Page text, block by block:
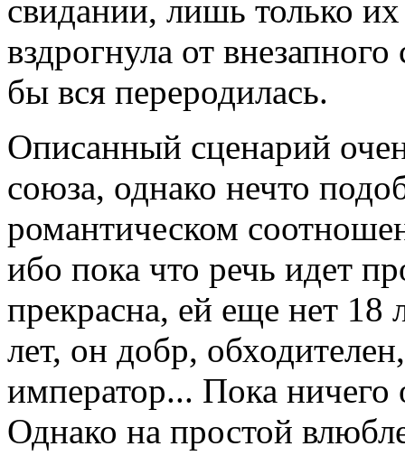
свидании, лишь только
вздрогнула от
бы вся переродилась.
Описанный сценарий
союза, однако нечто
романтическом
ибо пока что речь идет
прекрасна, ей еще нет 18
лет, он добр,
император... Пока ничего
Однако на простой